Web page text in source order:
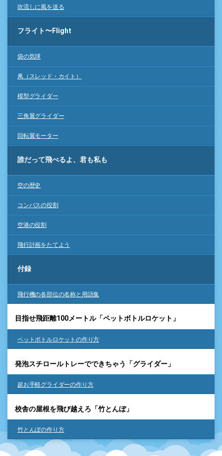
吹流しに風を送る
フライト〜Flight
袋の気球
凧（スレッド・カイト）
模型グライダー
三角翼グライダー
回転翼モーター
誰だって飛べるよ、君も私も
空の歴史
コンパスの役割
空港の役割
飛行計画をたてよう
付録
飛行機の各部位の名称と用語集
目指せ飛距離100メートル「ペットボトルロケット」
ペットボトルロケットの作り方
発泡スチロールトレーでできちゃう「グライダー」
超お手軽グライダーの作り方
校舎の屋根を飛び越えろ「竹とんぼ」
竹とんぼの作り方